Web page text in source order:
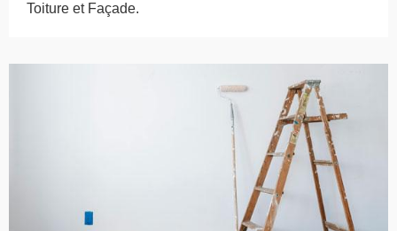
Toiture et Façade.